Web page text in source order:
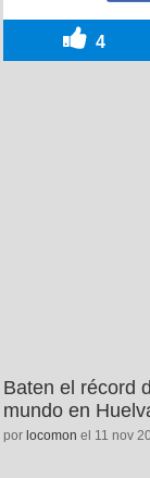
4
Baten el récord
mundo en
por locomon el 11 nov